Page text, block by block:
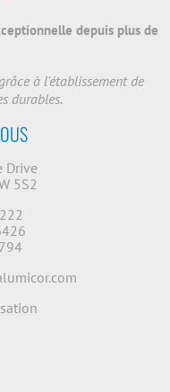
depuis plus de
à l'établissement de
durables.
Drive
5S2